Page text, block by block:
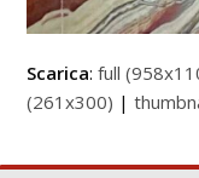
Scarica:full
(261x300) |